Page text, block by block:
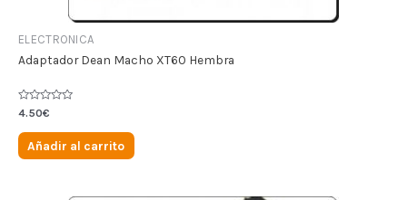
ELECTRONICA
Adaptador Dean Macho XT60 Hembra
Valorado
en
0
de
4.50€
Añadir al carrito